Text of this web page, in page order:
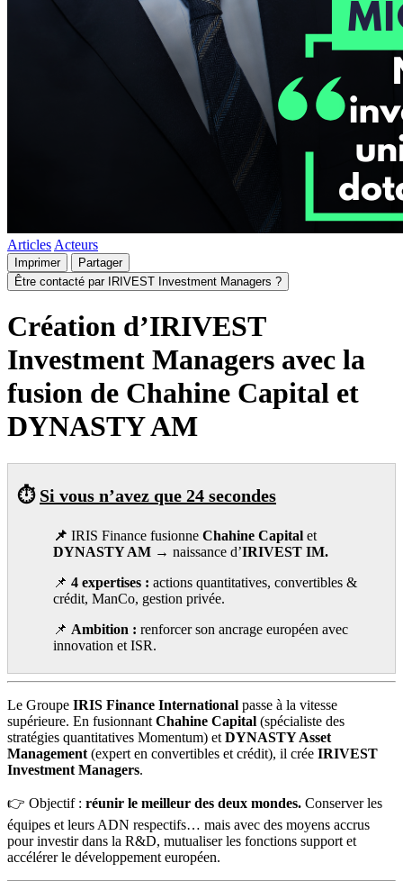
Articles Acteurs
Imprimer
Partager
Être contacté par IRIVEST Investment Managers ?
Création d’IRIVEST
Investment Managers avec la
fusion de Chahine Capital et
DYNASTY AM
⏱️ Si vous n’avez que 24 secondes
📌 IRIS Finance fusionne Chahine Capital et
DYNASTY AM → naissance d’IRIVEST IM.
📌 4 expertises : actions quantitatives, convertibles &
crédit, ManCo, gestion privée.
📌 Ambition : renforcer son ancrage européen avec
innovation et ISR.
Le Groupe IRIS Finance International passe à la vitesse
supérieure. En fusionnant Chahine Capital (spécialiste des
stratégies quantitatives Momentum) et DYNASTY Asset
Management (expert en convertibles et crédit), il crée IRIVEST
Investment Managers.
👉 Objectif : réunir le meilleur des deux mondes. Conserver les
équipes et leurs ADN respectifs… mais avec des moyens accrus
pour investir dans la R&D, mutualiser les fonctions support et
accélérer le développement européen.